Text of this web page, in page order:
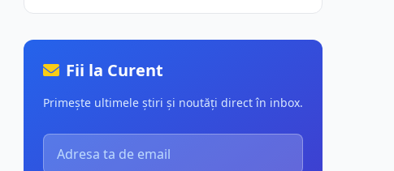
Fii la Curent
Primește ultimele știri și noutăți direct în inbox.